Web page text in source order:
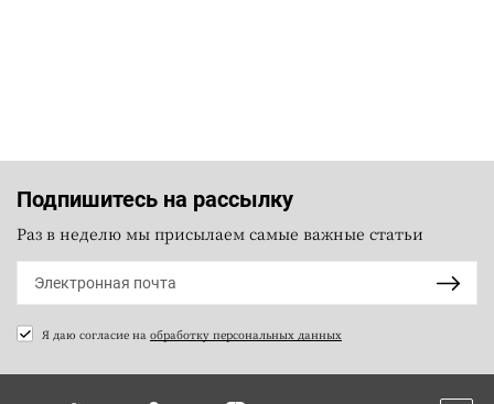
Подпишитесь на рассылку
Раз в неделю мы присылаем самые важные статьи
Я даю согласие на обработку персональных данных